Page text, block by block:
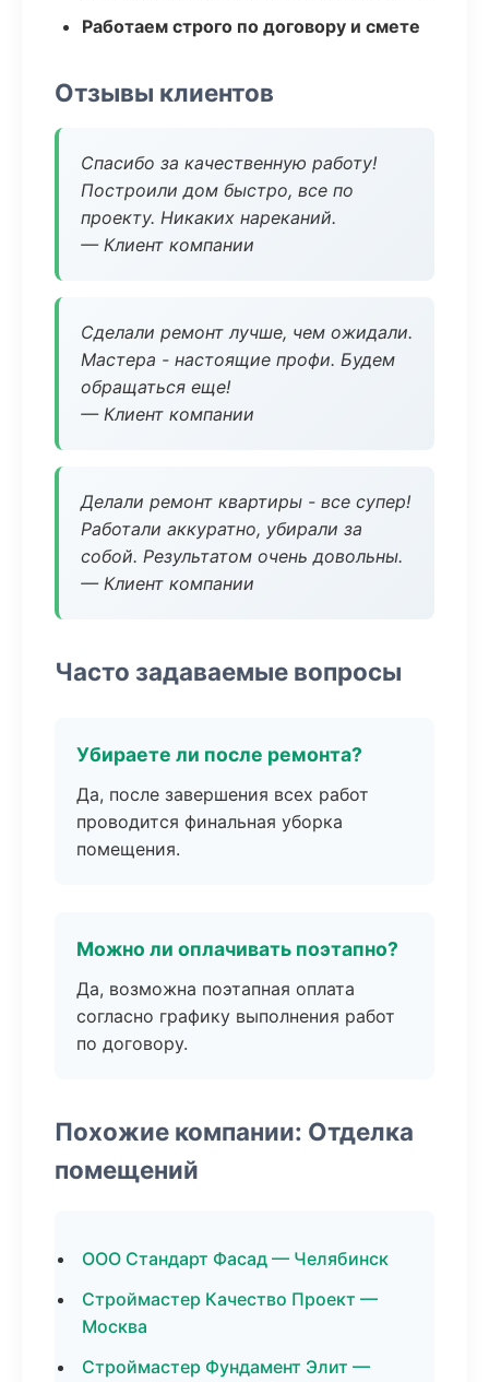
Работаем строго по договору и смете
Отзывы клиентов
Спасибо за качественную работу!
Построили дом быстро, все по
проекту. Никаких нареканий.
— Клиент компании
Сделали ремонт лучше, чем ожидали.
Мастера - настоящие профи. Будем
обращаться еще!
— Клиент компании
Делали ремонт квартиры - все супер!
Работали аккуратно, убирали за
собой. Результатом очень довольны.
— Клиент компании
Часто задаваемые вопросы
Убираете ли после ремонта?
Да, после завершения всех работ
проводится финальная уборка
помещения.
Можно ли оплачивать поэтапно?
Да, возможна поэтапная оплата
согласно графику выполнения работ
по договору.
Похожие компании: Отделка
помещений
ООО Стандарт Фасад — Челябинск
Строймастер Качество Проект —
Москва
Строймастер Фундамент Элит —